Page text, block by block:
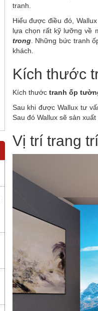
tranh.
Hiểu được điều đó,
lựa chọn rất kỹ lưỡng về
trong. Những bức tranh
khách.
Kích thước
Kích thước tranh ốp
Sau khi được Wallux tư
Sau đó Wallux sẽ sản
Vị trí trang trí